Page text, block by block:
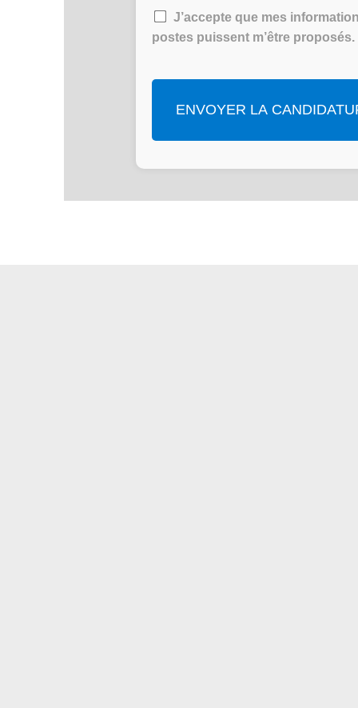
J’accepte que mes
postes puissent m’être proposés.
ENVOYER LA